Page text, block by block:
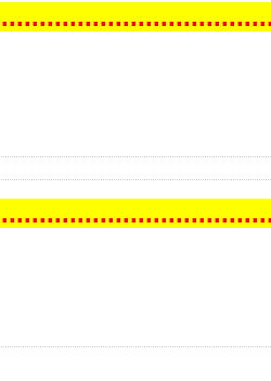
..................................
..................................